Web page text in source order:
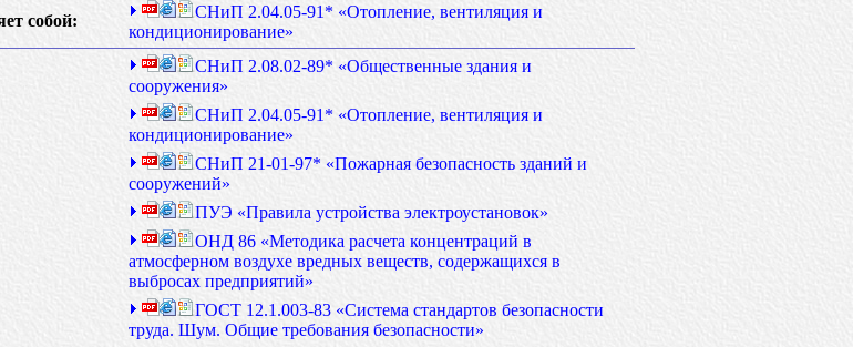
собой:
СНиП 2.04.05-91* «Отопление, вентиляция и
кондиционирование»
СНиП 2.08.02-89* «Общественные здания и
сооружения»
СНиП 2.04.05-91* «Отопление, вентиляция и
кондиционирование»
СНиП 21-01-97* «Пожарная безопасность зданий и
сооружений»
ПУЭ «Правила устройства электроустановок»
ОНД 86 «Методика расчета концентраций в
атмосферном воздухе вредных веществ, содержащихся в
выбросах предприятий»
ГОСТ 12.1.003-83 «Система стандартов безопасности
труда. Шум. Общие требования безопасности»